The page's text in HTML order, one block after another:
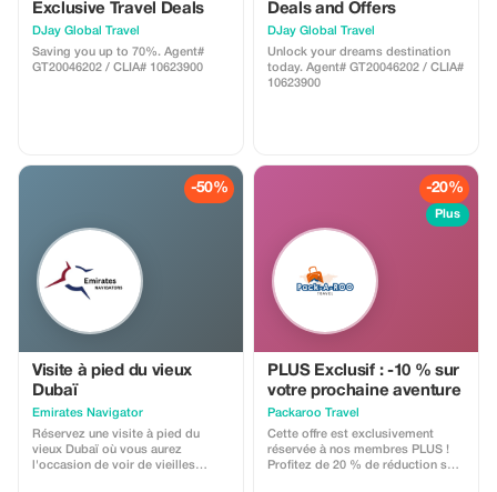
Exclusive Travel Deals
DJay Global Travel
Saving you up to 70%. Agent#
GT20046202 / CLIA# 10623900
Deals and Offers
DJay Global Travel
Unlock your dreams destination
today. Agent# GT20046202 / CLIA#
10623900
-50%
Visite à pied du vieux
Dubaï
Emirates Navigator
Réservez une visite à pied du
vieux Dubaï où vous aurez
l'occasion de voir de vieilles
-20%
Plus
PLUS Exclusif : -10 % sur
votre prochaine aventure
Packaroo Travel
Cette offre est exclusivement
réservée à nos membres PLUS !
Profitez de 20 % de réduction sur